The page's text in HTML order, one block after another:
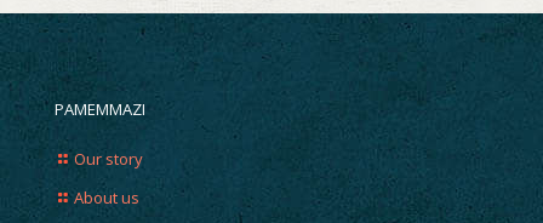
PAMEMMAZI
Our story
About us